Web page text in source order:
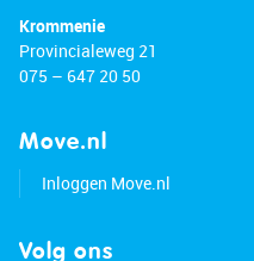
Krommenie
Provincialeweg 21
075 – 647 20 50
Move.nl
Inloggen Move.nl
Volg ons